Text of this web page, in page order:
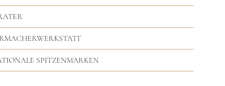
SPITZENMARKEN